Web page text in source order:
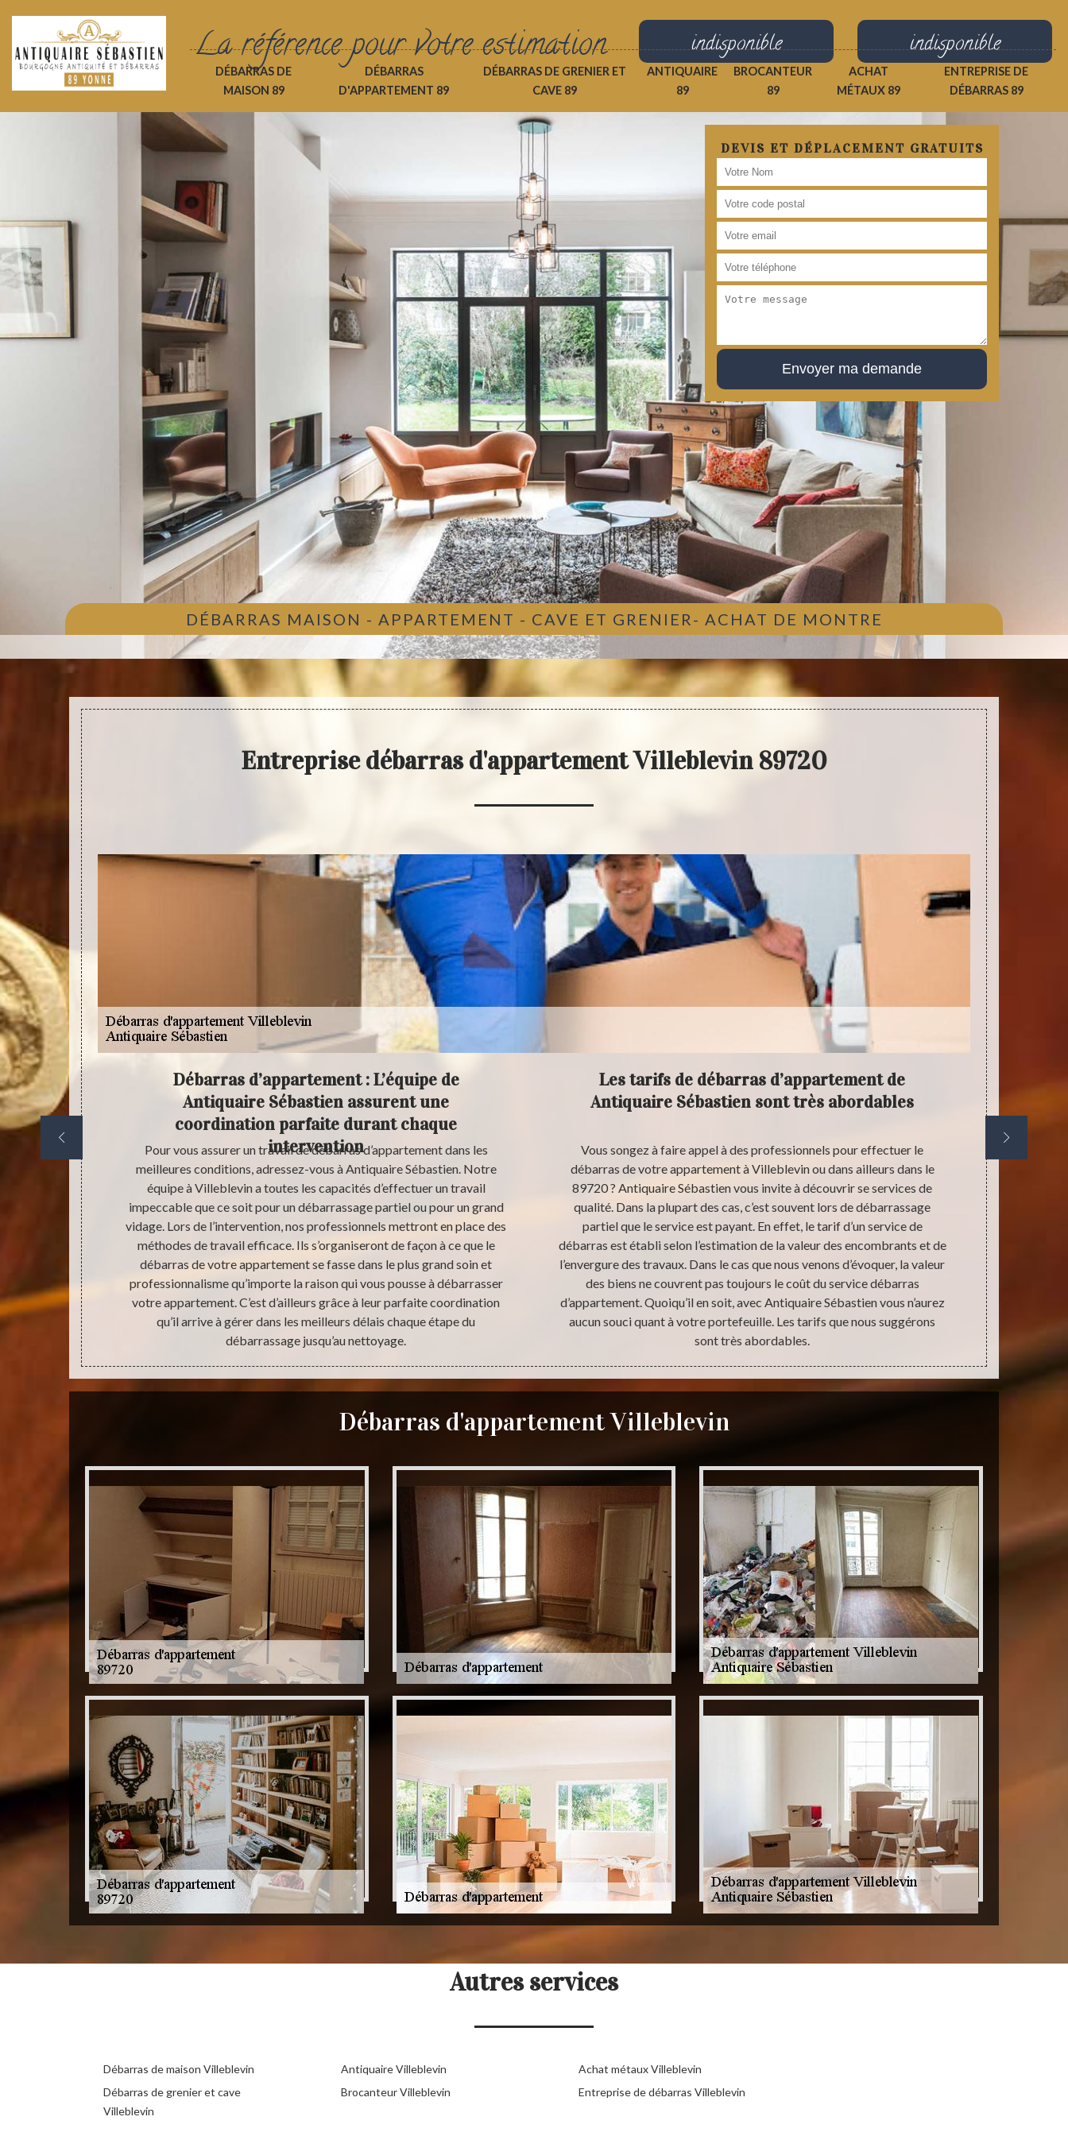
La référence pour votre estimation indisponible indisponible
DÉBARRAS DE
MAISON 89
DÉBARRAS
D'APPARTEMENT 89
DÉBARRAS DE GRENIER ET
CAVE 89
ANTIQUAIRE
89
BROCANTEUR
89
ACHAT
MÉTAUX 89
ENTREPRISE DE
DÉBARRAS 89
DEVIS ET DÉPLACEMENT GRATUITS
DÉBARRAS MAISON - APPARTEMENT - CAVE ET GRENIER- ACHAT DE MONTRE
Entreprise débarras d'appartement Villeblevin 89720
lieux. Avec
nous
Débarras d’appartement : L’équipe de
Antiquaire Sébastien assurent une
coordination parfaite durant chaque
intervention
Pour vous assurer un travail de débarras d’appartement dans les
meilleures conditions, adressez-vous à Antiquaire Sébastien. Notre
équipe à Villeblevin a toutes les capacités d’effectuer un travail
impeccable que ce soit pour un débarrassage partiel ou pour un grand
vidage. Lors de l’intervention, nos professionnels mettront en place des
méthodes de travail efficace. Ils s’organiseront de façon à ce que le
débarras de votre appartement se fasse dans le plus grand soin et
professionnalisme qu’importe la raison qui vous pousse à débarrasser
votre appartement. C’est d’ailleurs grâce à leur parfaite coordination
qu’il arrive à gérer dans les meilleurs délais chaque étape du
débarrassage jusqu’au nettoyage.
Les tarifs de débarras d’appartement de
Antiquaire Sébastien sont très abordables
Vous songez à faire appel à des professionnels pour effectuer le
débarras de votre appartement à Villeblevin ou dans ailleurs dans le
89720 ? Antiquaire Sébastien vous invite à découvrir se services de
qualité. Dans la plupart des cas, c’est souvent lors de débarrassage
partiel que le service est payant. En effet, le tarif d’un service de
débarras est établi selon l’estimation de la valeur des encombrants et de
l’envergure des travaux. Dans le cas que nous venons d’évoquer, la valeur
des biens ne couvrent pas toujours le coût du service débarras
d’appartement. Quoiqu’il en soit, avec Antiquaire Sébastien vous n’aurez
aucun souci quant à votre portefeuille. Les tarifs que nous suggérons
sont très abordables.
Débarras d'appartement Villeblevin
Autres services
Débarras de maison Villeblevin
Débarras de grenier et cave
Villeblevin
Antiquaire Villeblevin
Brocanteur Villeblevin
Achat métaux Villeblevin
Entreprise de débarras Villeblevin